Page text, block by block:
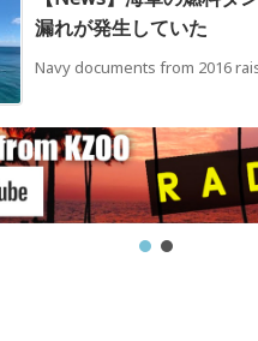
漏れが発生していた
Navy documents from 2016